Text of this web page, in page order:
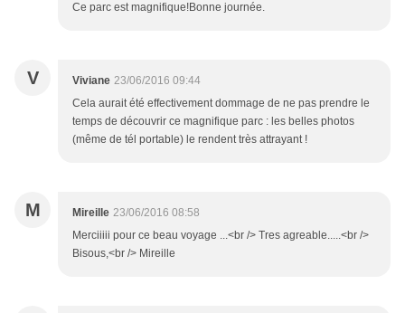
Ce parc est magnifique!Bonne journée.
V Viviane 23/06/2016 09:44
Cela aurait été effectivement dommage de ne pas prendre le
temps de découvrir ce magnifique parc : les belles photos
(même de tél portable) le rendent très attrayant !
M Mireille 23/06/2016 08:58
Merciiiii pour ce beau voyage ...<br /> Tres agreable.....<br />
Bisous,<br /> Mireille